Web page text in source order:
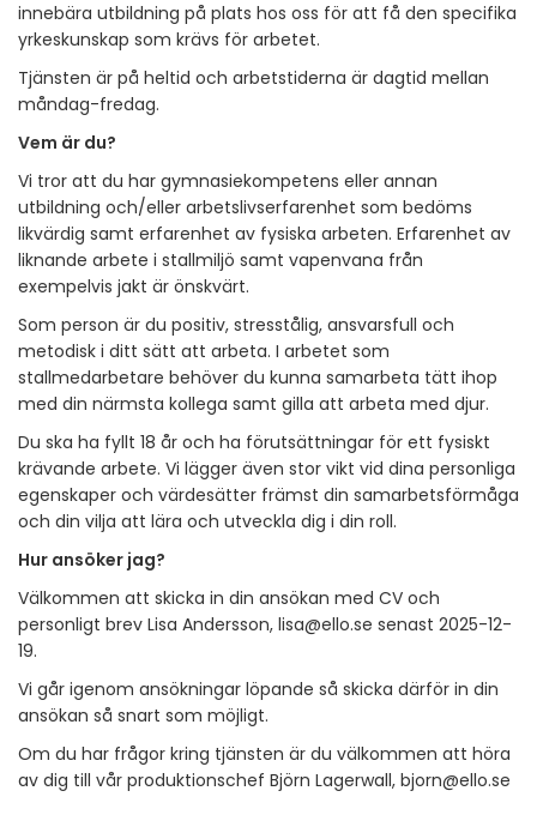
innebära utbildning på plats hos oss för att få den specifika
yrkeskunskap som krävs för arbetet.
Tjänsten är på heltid och arbetstiderna är dagtid mellan
måndag-fredag.
Vem är du?
Vi tror att du har gymnasiekompetens eller annan
utbildning och/eller arbetslivserfarenhet som bedöms
likvärdig samt erfarenhet av fysiska arbeten. Erfarenhet av
liknande arbete i stallmiljö samt vapenvana från
exempelvis jakt är önskvärt.
Som person är du positiv, stresstålig, ansvarsfull och
metodisk i ditt sätt att arbeta. I arbetet som
stallmedarbetare behöver du kunna samarbeta tätt ihop
med din närmsta kollega samt gilla att arbeta med djur.
Du ska ha fyllt 18 år och ha förutsättningar för ett fysiskt
krävande arbete. Vi lägger även stor vikt vid dina personliga
egenskaper och värdesätter främst din samarbetsförmåga
och din vilja att lära och utveckla dig i din roll.
Hur ansöker jag?
Välkommen att skicka in din ansökan med CV och
personligt brev Lisa Andersson, lisa@ello.se senast 2025-12-
19.
Vi går igenom ansökningar löpande så skicka därför in din
ansökan så snart som möjligt.
Om du har frågor kring tjänsten är du välkommen att höra
av dig till vår produktionschef Björn Lagerwall, bjorn@ello.se